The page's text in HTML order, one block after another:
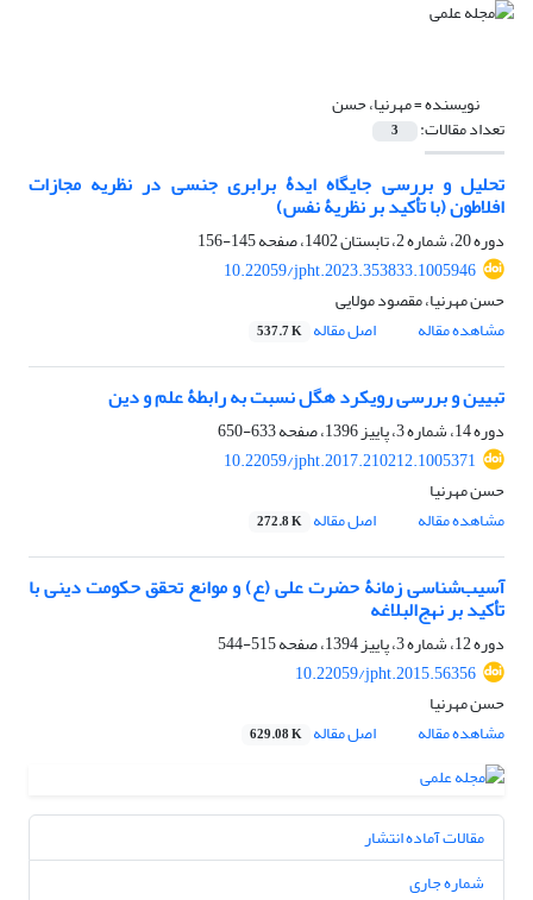
نویسنده =مهرنیا، حسن
تعداد مقالات: 3
تحلیل و بررسی جایگاه ایدۀ برابری جنسی در نظریه مجازات
افلاطون (با تأکید بر نظریۀ نفس)
دوره 20، شماره 2، تابستان 1402، صفحه
145-156
10.22059/jpht.2023.353833.1005946
حسن مهرنیا، مقصود مولایی
مشاهده مقاله
اصل مقاله 537.7 K
تبیین و بررسی رویکرد هگل نسبت به رابطۀ علم و دین
دوره 14، شماره 3، پاییز 1396، صفحه
633-650
10.22059/jpht.2017.210212.1005371
حسن مهرنیا
مشاهده مقاله
اصل مقاله 272.8 K
آسیب‌شناسی زمانۀ حضرت علی (ع) و موانع تحقق حکومت دینی با
تأکید بر نهج‌البلاغه
دوره 12، شماره 3، پاییز 1394، صفحه
515-544
10.22059/jpht.2015.56356
حسن مهرنیا
مشاهده مقاله
اصل مقاله 629.08 K
مقالات آماده انتشار
شماره جاری